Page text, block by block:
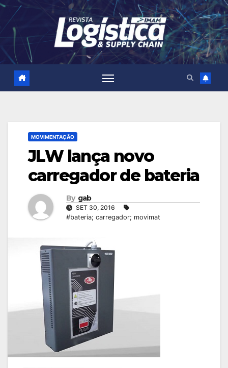
Skip
content
MOVIMENTAÇÃO
JLW lança novo
carregador de bateria
By gab
SET 30, 2016
#bateria; carregador; movimat